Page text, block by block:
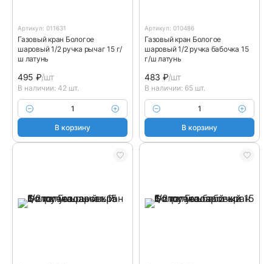
Артикул: 011631
Газовый кран Бологое
шаровый 1/2 ручка рычаг 15 г/
ш латунь
495 ₽/шт
В наличии: 42 шт.
В корзину
Артикул: 010486
Газовый кран Бологое
шаровый 1/2 ручка бабочка 15
г/ш латунь
483 ₽/шт
В наличии: 65 шт.
В корзину